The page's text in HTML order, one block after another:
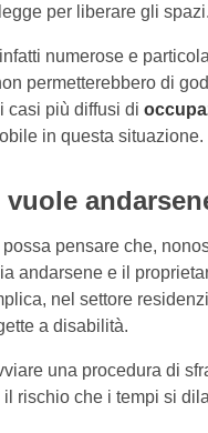
per liberare gli spazi.
numerose e
permetterebbero di
casi più diffusi di
in questa situazione.
pensare che,
andarsene e il
nel settore
a disabilità.
una procedura di
il rischio che i tempi si